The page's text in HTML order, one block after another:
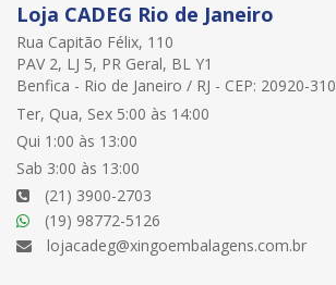
Loja CADEG Rio de Janeiro
Rua Capitão Félix, 110
PAV 2, LJ 5, PR Geral, BL Y1
Benfica - Rio de Janeiro / RJ - CEP: 20920-310
Ter, Qua, Sex 5:00 às 14:00
Qui 1:00 às 13:00
Sab 3:00 às 13:00
(21) 3900-2703
(19) 98772-5126
lojacadeg@xingoembalagens.com.br